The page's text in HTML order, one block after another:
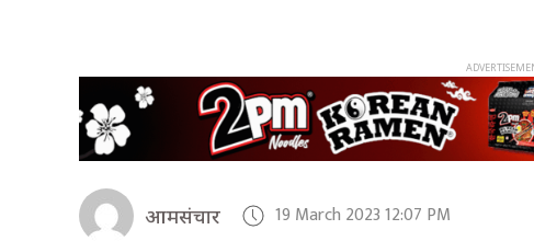
आमसंचार 19 March 2023 12:07 PM